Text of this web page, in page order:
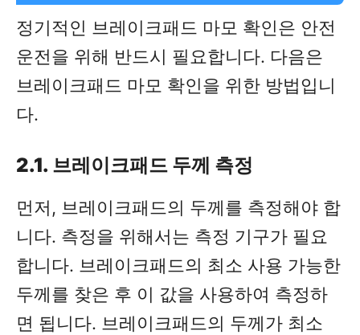
정기적인 브레이크패드 마모 확인은 안전
운전을 위해 반드시 필요합니다. 다음은
브레이크패드 마모 확인을 위한 방법입니
다.
2.1. 브레이크패드 두께 측정
먼저, 브레이크패드의 두께를 측정해야 합
니다. 측정을 위해서는 측정 기구가 필요
합니다. 브레이크패드의 최소 사용 가능한
두께를 찾은 후 이 값을 사용하여 측정하
면 됩니다. 브레이크패드의 두께가 최소